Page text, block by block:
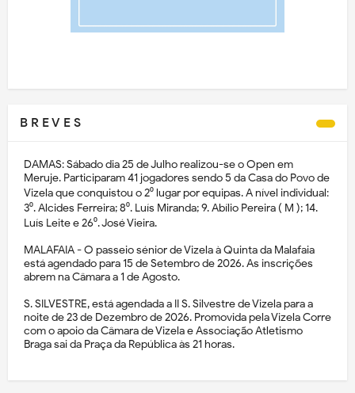
B R E V E S
DAMAS: Sábado dia 25 de Julho realizou-se o Open em
Meruje. Participaram 41 jogadores sendo 5 da Casa do Povo de
Vizela que conquistou o 2⁰ lugar por equipas. A nível individual:
3⁰. Alcides Ferreira; 8⁰. Luís Miranda; 9. Abílio Pereira ( M ); 14.
Luís Leite e 26⁰. José Vieira.
MALAFAIA - O passeio sénior de Vizela à Quinta da Malafaia
está agendado para 15 de Setembro de 2026. As inscrições
abrem na Câmara a 1 de Agosto.
S. SILVESTRE, está agendada a II S. Silvestre de Vizela para a
noite de 23 de Dezembro de 2026. Promovida pela Vizela Corre
com o apoio da Câmara de Vizela e Associação Atletismo
Braga sai da Praça da República às 21 horas.